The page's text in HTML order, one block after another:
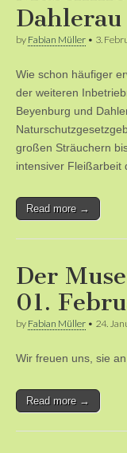
Dahlerau
by Fabian Müller • 3.
Wie schon häufiger
der weiteren
Beyenburg und
großen Sträuchern
intensiver Fleißarbeit
Read more →
Der
01.
by Fabian Müller • 24.
Wir freuen uns, sie
Read more →